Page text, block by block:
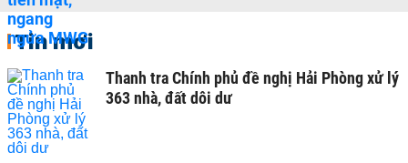
Tin mới
Thanh tra Chính phủ đề nghị Hải Phòng xử lý
363 nhà, đất dôi dư